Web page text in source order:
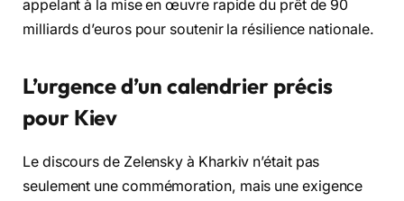
appelant à la mise en œuvre rapide du prêt de 90
milliards d’euros pour soutenir la résilience nationale.
L’urgence d’un calendrier précis
pour Kiev
Le discours de Zelensky à Kharkiv n’était pas
seulement une commémoration, mais une exigence